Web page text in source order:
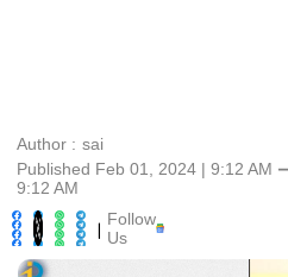
Author : sai
Published Feb 01, 2024 | 9:12 AM
9:12 AM
| Follow
Us